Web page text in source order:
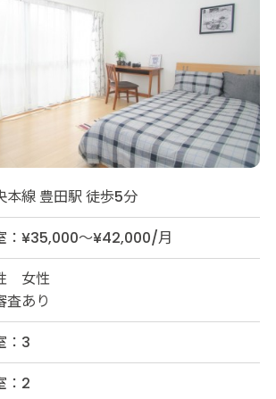
本線 豊田駅 徒歩5分
：¥35,000～¥42,000/月
女性
あり
：3
：2